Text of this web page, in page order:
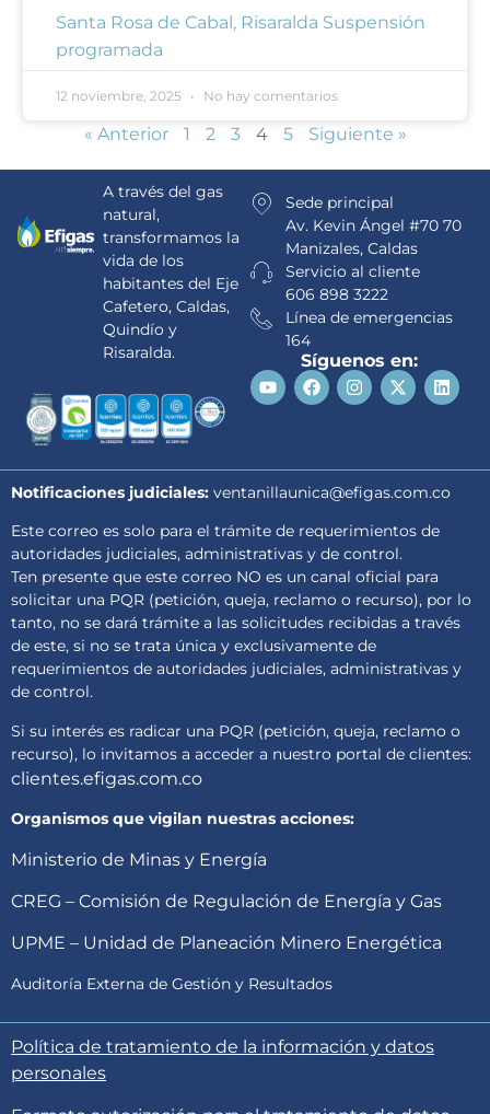
Santa Rosa de Cabal, Risaralda Suspensión
programada
12 noviembre, 2025 No hay comentarios
« Anterior 1 2 3 4 5 Siguiente »
A través del gas
natural,
transformamos la
vida de los
habitantes del Eje
Cafetero, Caldas,
Quindío y
Risaralda.
Sede principal
Av. Kevin Ángel #70 70
Manizales, Caldas
Servicio al cliente
606 898 3222
Línea de emergencias
164
Síguenos en:
Notificaciones judiciales: ventanillaunica@efigas.com.co
Este correo es solo para el trámite de requerimientos de
autoridades judiciales, administrativas y de control.
Ten presente que este correo NO es un canal oficial para
solicitar una PQR (petición, queja, reclamo o recurso), por lo
tanto, no se dará trámite a las solicitudes recibidas a través
de este, si no se trata única y exclusivamente de
requerimientos de autoridades judiciales, administrativas y
de control.
Si su interés es radicar una PQR (petición, queja, reclamo o
recurso), lo invitamos a acceder a nuestro portal de clientes:
clientes.efigas.com.co
Organismos que vigilan nuestras acciones:
Ministerio de Minas y Energía
CREG – Comisión de Regulación de Energía y Gas
UPME – Unidad de Planeación Minero Energética
Auditoría Externa de Gestión y Resultados
Política de tratamiento de la información y datos
personales